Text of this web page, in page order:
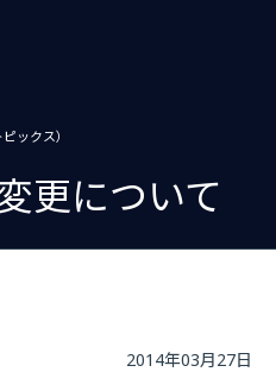
ックス）
更について
2014年03月27日